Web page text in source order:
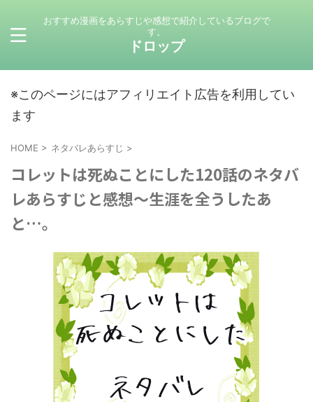
おすすめ漫画をあらすじや感想で紹介しているブログで
す。
ドロップ
※このページにはアフィリエイト広告を利用してい
ます
HOME > ネタバレあらすじ >
コレットは死ぬことにした120話のネタバ
レあらすじと感想～生涯を全うしたあ
と…。